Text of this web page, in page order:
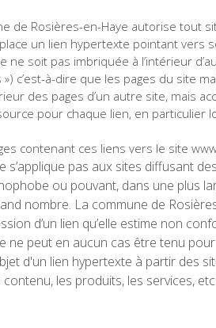
de Rosières-en-Haye autorise tout
un lien hypertexte pointant vers
ne soit pas imbriquée à l’intérieur
») c’est-à-dire que les pages du site
des pages d’un autre site, mais
pour chaque lien, en particulier
contenant ces liens vers le site
s’applique pas aux sites diffusant
ou pouvant, dans une plus
nombre. La commune de
d’un lien qu’elle estime non
ne peut en aucun cas être tenu
d'un lien hypertexte à partir des
les produits, les services,